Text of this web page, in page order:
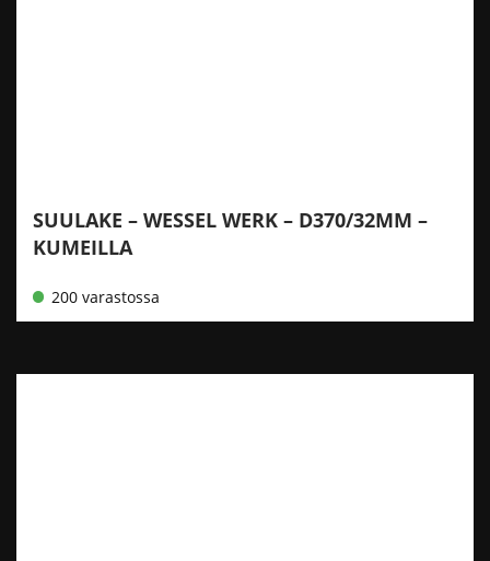
SUULAKE – WESSEL WERK – D370/32MM –
KUMEILLA
200 varastossa